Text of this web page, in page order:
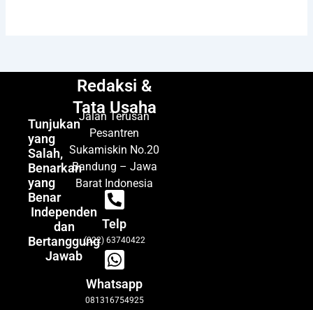
Tunjukan
yang
Salah,
Benarkan
yang
Benar
Independen
dan
Bertanggung
Jawab
Redaksi &
Tata Usaha
Jalan Terusan
Pesantren
Sukamiskin No.20
Bandung – Jawa
Barat Indonesia
Telp
(022) 63740422
Whatsapp
081316754925